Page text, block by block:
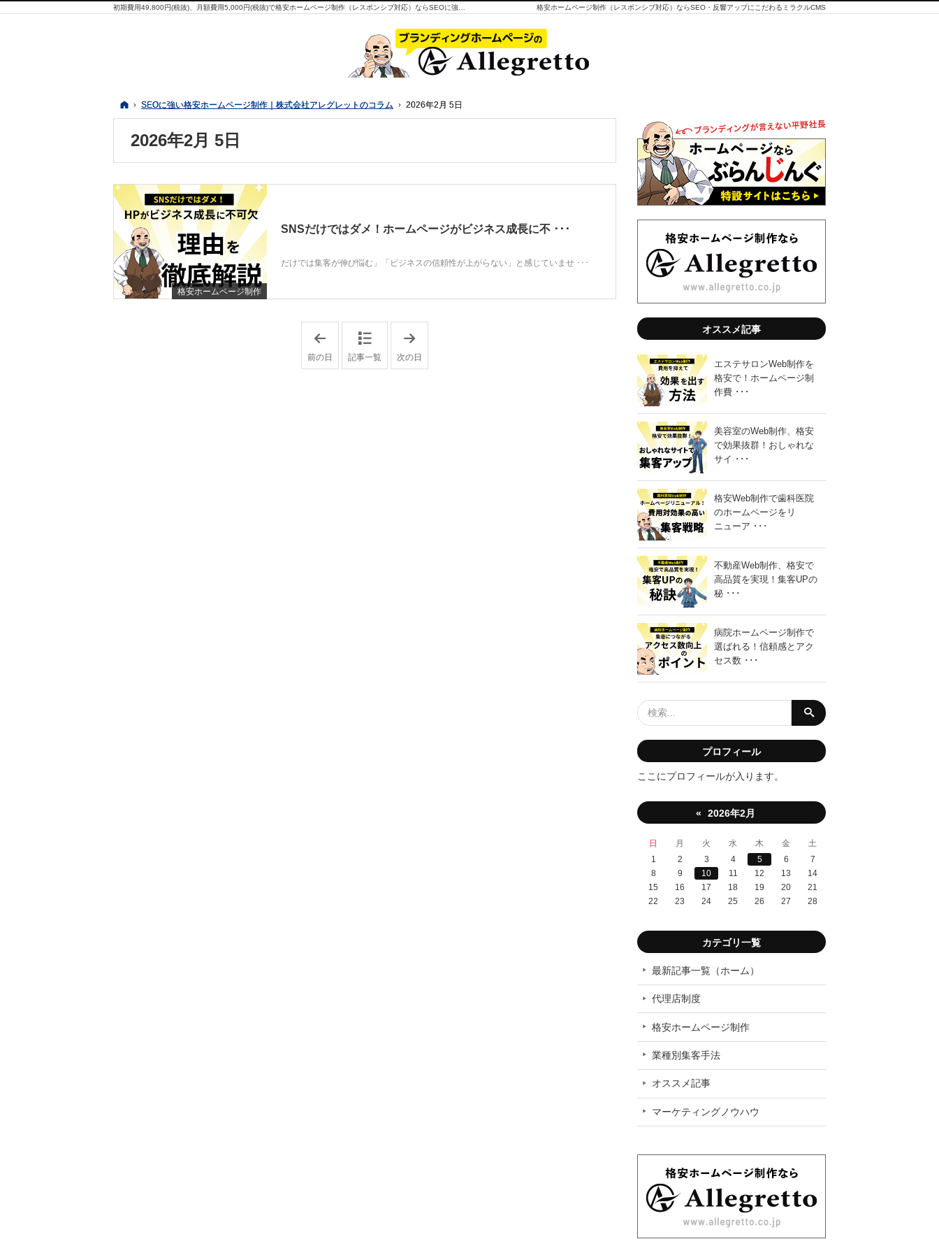
ホーム
SEOに強い格安ホームページ制作｜株式会社アレグレットのコラム 2026年2月 5日
2026年2月 5日
格安ホームページ制作（レスポンシブ対応）ならSEO・反響アップにこだわるミラクルCMS
格安ホームページ制作
SNSだけではダメ！ホームページがビジネス成長に不 ･･･
「SNS
だけでは集客が伸び悩む」「ビジネスの信頼性が上がらない」と感じていませ ･･･
6
前の日 記事一覧
6
次の日
オススメ記事
エステサロンWeb制作を
格安で！ホームページ制
作費 ･･･
美容室のWeb制作、格安
で効果抜群！おしゃれな
サイ ･･･
格安Web制作で歯科医院
のホームページをリ
ニューア ･･･
不動産Web制作、格安で
高品質を実現！集客UPの
秘 ･･･
病院ホームページ制作で
選ばれる！信頼感とアク
セス数 ･･･
プロフィール
ここにプロフィールが入ります。
« 2026年2月
日 月 火 水 木 金
土
1
2 3 4 5 6
7
8
9 10 11 12 13
14
15
16 17 18 19 20
21
22
23 24 25 26 27 28
カテゴリ一覧
最新記事一覧（ホーム）
代理店制度
格安ホームページ制作
業種別集客手法
オススメ記事
マーケティングノウハウ
ホーム
SEOに強い格安ホームページ制作｜株式会社アレグレットのコラム 2026年2月 5日